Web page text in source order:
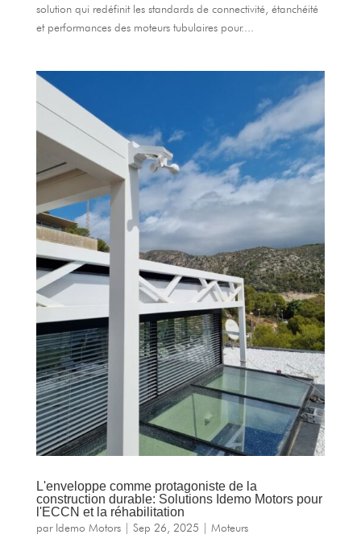
solution qui redéfinit les standards de connectivité, étanchéité
et performances des moteurs tubulaires pour....
L'enveloppe comme protagoniste de la
construction durable: Solutions Idemo Motors pour
l'ECCN et la réhabilitation
par Idemo Motors| Sep 26, 2025 Moteurs